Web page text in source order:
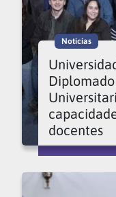
Noticias
docentes